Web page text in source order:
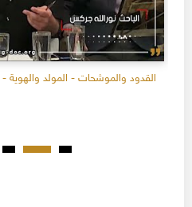
القدود والموشحات - المولد والهوية -